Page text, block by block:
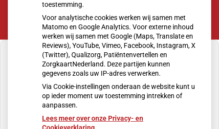
U heeft geen toestemming gegeven voor
externe inhoud die nodig is om dit te zien.
Cookie-instellingen wijzigen
toestemming.
Voor analytische cookies werken wij samen met
Matomo en Google Analytics. Voor externe inhoud
werken wij samen met Google (Maps, Translate en
Reviews), YouTube, Vimeo, Facebook, Instagram, X
(Twitter), Qualizorg, Patiëntenvertellen en
ZorgkaartNederland. Deze partijen kunnen
gegevens zoals uw IP-adres verwerken.
Via Cookie-instellingen onderaan de website kunt u
op ieder moment uw toestemming intrekken of
aanpassen.
Lees meer over onze Privacy- en